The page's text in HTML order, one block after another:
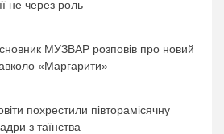
не через роль
МУЗВАР розповів про новий
«Маргарити»
похрестили півторамісячну
з таїнства